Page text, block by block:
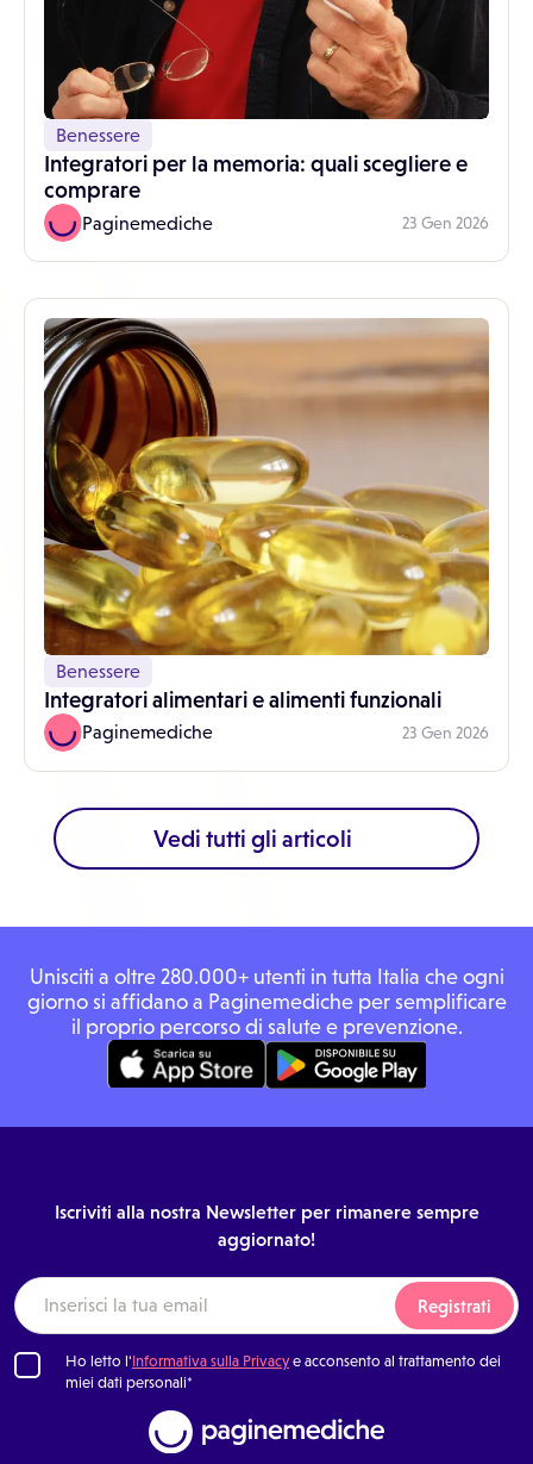
Benessere
Integratori per la memoria: quali scegliere e
comprare
Paginemediche 23 Gen 2026
Benessere
Integratori alimentari e alimenti funzionali
Paginemediche 23 Gen 2026
Vedi tutti gli articoli
Unisciti a oltre 280.000+ utenti in tutta Italia che ogni
giorno si affidano a Paginemediche per semplificare
il proprio percorso di salute e prevenzione.
Iscriviti alla nostra Newsletter per rimanere sempre
aggiornato!
Registrati
Ho letto l'Informativa sulla Privacye acconsento al trattamento dei
miei dati personali*